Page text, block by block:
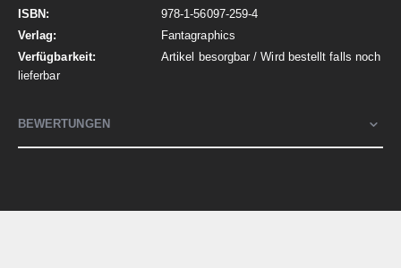
978-1-56097-259-4
Fantagraphics
Artikel besorgbar / Wird bestellt falls noch
lieferbar
BEWERTUNGEN